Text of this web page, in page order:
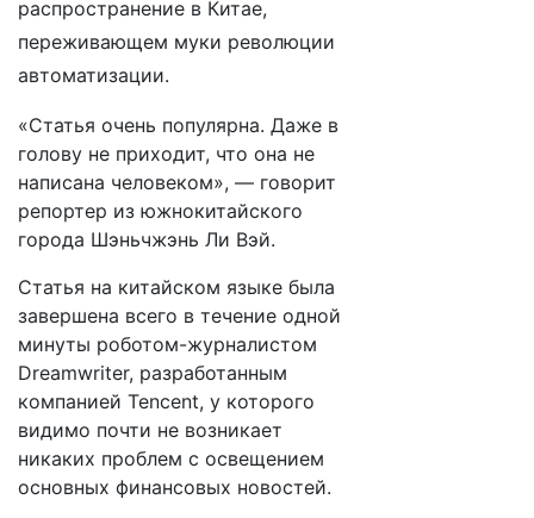
распространение в Китае,
переживающем муки революции
автоматизации.
«Статья очень популярна. Даже в
голову не приходит, что она не
написана человеком», — говорит
репортер из южнокитайского
города Шэньчжэнь Ли Вэй.
Статья на китайском языке была
завершена всего в течение одной
минуты роботом-журналистом
Dreamwriter, разработанным
компанией Tencent, у которого
видимо почти не возникает
никаких проблем с освещением
основных финансовых новостей.